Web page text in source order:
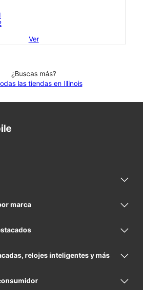
Ver
¿Buscas más?
las tiendas en Illinois